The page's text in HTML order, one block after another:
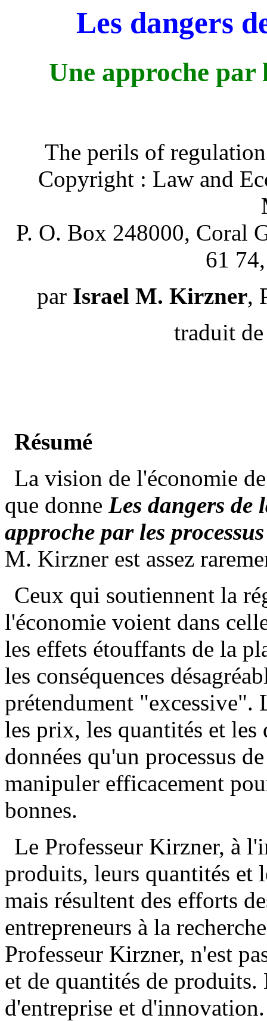
Les dangers
Une approche par
The perils of
Copyright : Law and
P. O. Box 248000, Coral
61
par Israel M. Kirzner,
traduit
Résumé
La vision de l'économie
que donne Les dangers de
approche par les
M. Kirzner est assez
Ceux qui soutiennent la
l'économie voient dans
les effets étouffants de la
les conséquences
prétendument "excessive".
les prix, les quantités et
données qu'un processus
manipuler efficacement
bonnes.
Le Professeur Kirzner, à
produits, leurs quantités et
mais résultent des efforts
entrepreneurs à la
Professeur Kirzner, n'est
et de quantités de produits.
d'entreprise et d'innovation.